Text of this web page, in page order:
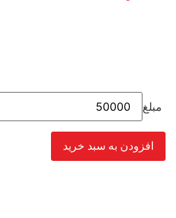
مبلغ
افزودن به سبد خرید